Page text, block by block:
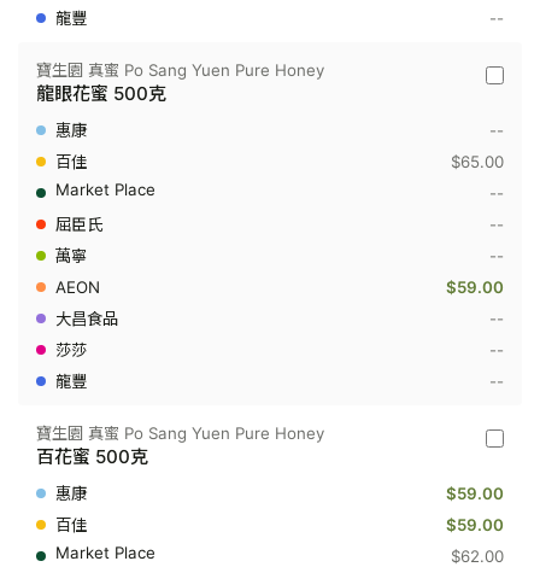
--
寶
蜜
Sang
Honey
龍
眼
蜜
寶生園 真蜜 Po Sang Yuen Pure Honey
龍眼花蜜 500克
--
$65.00
--
--
--
$59.00
--
--
--
寶
園
真
蜜
Sang
寶生園 真蜜 Po Sang Yuen Pure Honey
百花蜜 500克
$59.00
$59.00
$62.00